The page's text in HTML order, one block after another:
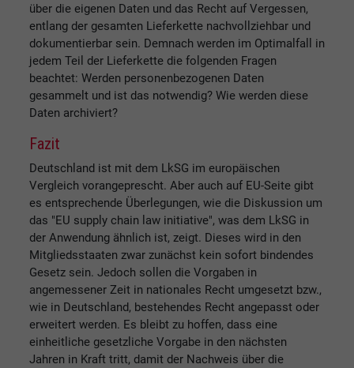
über die eigenen Daten und das Recht auf Vergessen,
entlang der gesamten Lieferkette nachvollziehbar und
dokumentierbar sein. Demnach werden im Optimalfall in
jedem Teil der Lieferkette die folgenden Fragen
beachtet: Werden personenbezogenen Daten
gesammelt und ist das notwendig? Wie werden diese
Daten archiviert?
Fazit
Deutschland ist mit dem LkSG im europäischen
Vergleich vorangeprescht. Aber auch auf EU-Seite gibt
es entsprechende Überlegungen, wie die Diskussion um
das "EU supply chain law initiative", was dem LkSG in
der Anwendung ähnlich ist, zeigt. Dieses wird in den
Mitgliedsstaaten zwar zunächst kein sofort bindendes
Gesetz sein. Jedoch sollen die Vorgaben in
angemessener Zeit in nationales Recht umgesetzt bzw.,
wie in Deutschland, bestehendes Recht angepasst oder
erweitert werden. Es bleibt zu hoffen, dass eine
einheitliche gesetzliche Vorgabe in den nächsten
Jahren in Kraft tritt, damit der Nachweis über die